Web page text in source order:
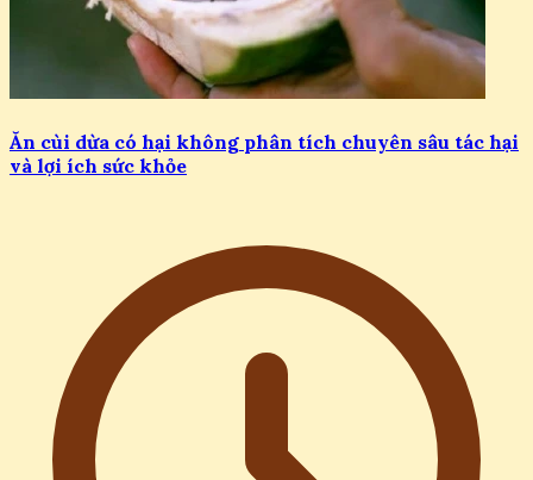
Ăn cùi dừa có hại không phân tích chuyên sâu tác hại
và lợi ích sức khỏe